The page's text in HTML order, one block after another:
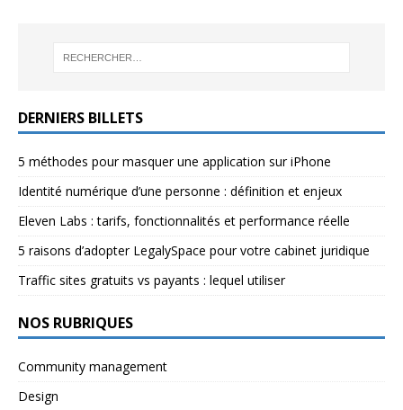
DERNIERS BILLETS
5 méthodes pour masquer une application sur iPhone
Identité numérique d’une personne : définition et enjeux
Eleven Labs : tarifs, fonctionnalités et performance réelle
5 raisons d’adopter LegalySpace pour votre cabinet juridique
Traffic sites gratuits vs payants : lequel utiliser
NOS RUBRIQUES
Community management
Design